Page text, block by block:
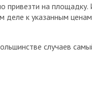
привезти на
деле к указанным
случаев